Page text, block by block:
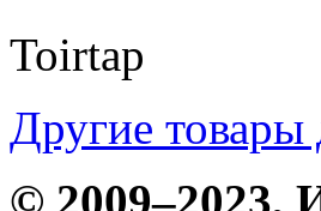
Toirtap
Другие товары